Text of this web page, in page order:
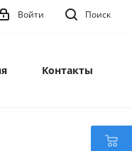
Поиск
Войти
Контакты